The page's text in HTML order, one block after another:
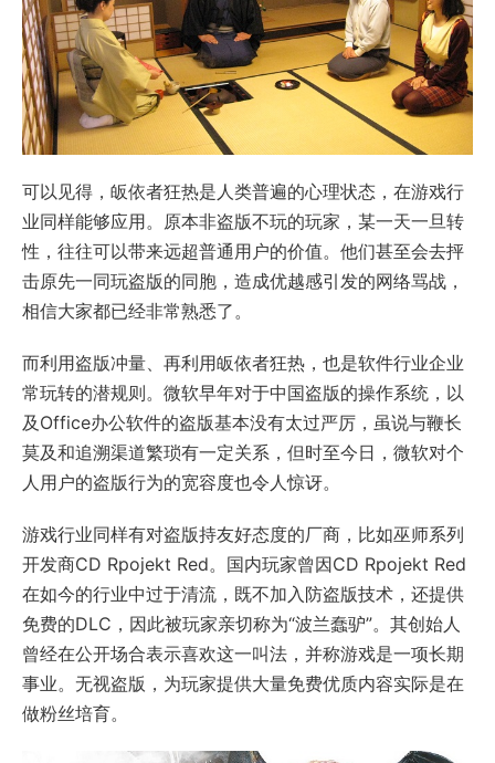
可以见得，皈依者狂热是人类普遍的心理状态，在游戏行
业同样能够应用。原本非盗版不玩的玩家，某一天一旦转
性，往往可以带来远超普通用户的价值。他们甚至会去抨
击原先一同玩盗版的同胞，造成优越感引发的网络骂战，
相信大家都已经非常熟悉了。
而利用盗版冲量、再利用皈依者狂热，也是软件行业企业
常玩转的潜规则。微软早年对于中国盗版的操作系统，以
及Office办公软件的盗版基本没有太过严厉，虽说与鞭长
莫及和追溯渠道繁琐有一定关系，但时至今日，微软对个
人用户的盗版行为的宽容度也令人惊讶。
游戏行业同样有对盗版持友好态度的厂商，比如巫师系列
开发商CD Rpojekt Red。国内玩家曾因CD Rpojekt Red
在如今的行业中过于清流，既不加入防盗版技术，还提供
免费的DLC，因此被玩家亲切称为“波兰蠢驴”。其创始人
曾经在公开场合表示喜欢这一叫法，并称游戏是一项长期
事业。无视盗版，为玩家提供大量免费优质内容实际是在
做粉丝培育。